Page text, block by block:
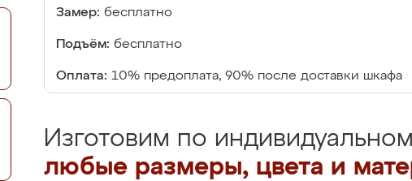
Замер: бесплатно
Подъём: бесплатно
Оплата: 10% предоплата, 90% после доставки шкафа
Изготовим по
любые размеры, цвета и